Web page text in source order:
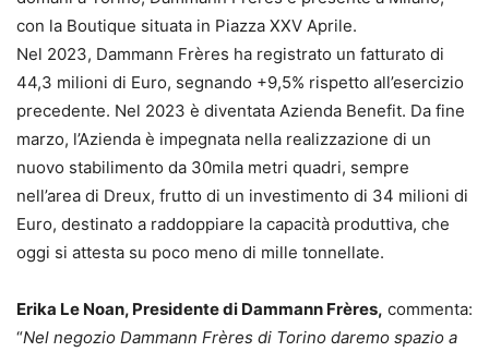
con la Boutique situata in Piazza XXV Aprile.
Nel 2023, Dammann Frères ha registrato un fatturato di
44,3 milioni di Euro, segnando +9,5% rispetto all’esercizio
precedente. Nel 2023 è diventata Azienda Benefit. Da fine
marzo, l’Azienda è impegnata nella realizzazione di un
nuovo stabilimento da 30mila metri quadri, sempre
nell’area di Dreux, frutto di un investimento di 34 milioni di
Euro, destinato a raddoppiare la capacità produttiva, che
oggi si attesta su poco meno di mille tonnellate.
Erika Le Noan, Presidente di Dammann Frères, commenta:
“Nel negozio Dammann Frères di Torino daremo spazio a